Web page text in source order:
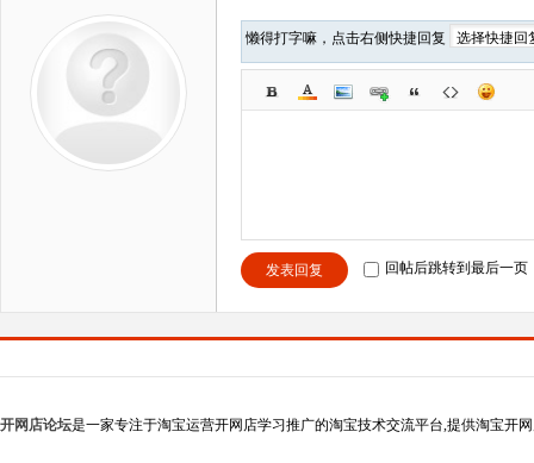
懒得打字嘛，点击右侧快捷回复
发表回复 回帖后跳转到最后一页
开网店论坛是一家专注于淘宝运营开网店学习推广的淘宝技术交流平台,提供淘宝开